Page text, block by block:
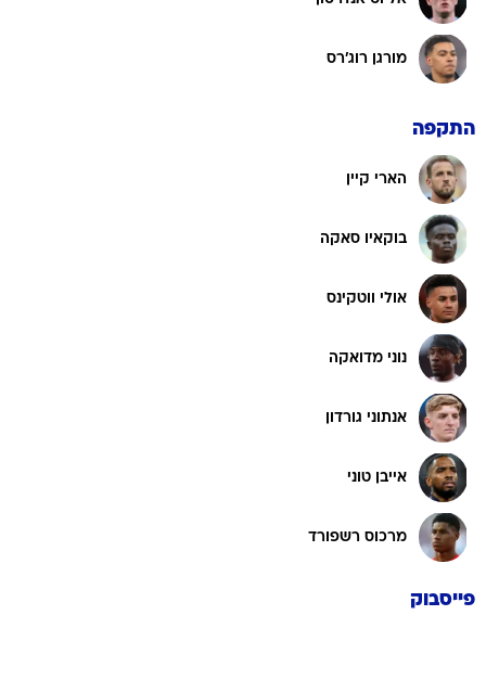
מורגן רוג'רס
התקפה
הארי קיין
בוקאיו סאקה
אולי ווטקינס
נוני מדואקה
אנתוני גורדון
אייבן טוני
מרכוס רשפורד
פייסבוק